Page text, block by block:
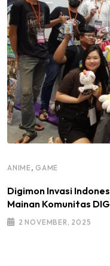
ANIME , GAME
Digimon Invasi
Mainan Komunitas
2 NOVEMBER, 2025